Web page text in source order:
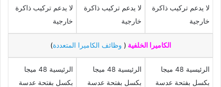
لا يدعم تركيب ذاكرة
خارجية
لا يدعم تركيب ذاكرة
خارجية
لا يدعم تركيب ذاكرة
خارجية
الكاميرا الخلفية ( وظائف الكاميرا المتعددة)
الرئيسية 48 ميجا
بكسل بفتحة عدسة
الرئيسية 48 ميجا
بكسل بفتحة عدسة
الرئيسية 48 ميجا
بكسل بفتحة عدسة